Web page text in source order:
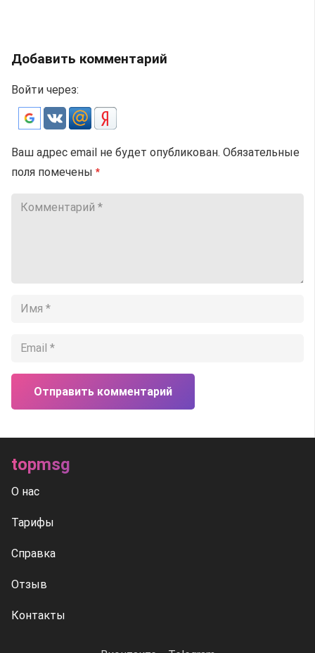
Добавить комментарий
Войти через:
Ваш адрес email не будет опубликован. Обязательные
поля помечены *
Отправить комментарий
topmsg
О нас
Тарифы
Справка
Отзыв
Контакты